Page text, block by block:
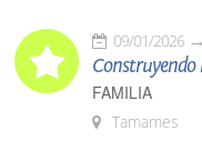
09/01/2026
FAMILIA
Tamames